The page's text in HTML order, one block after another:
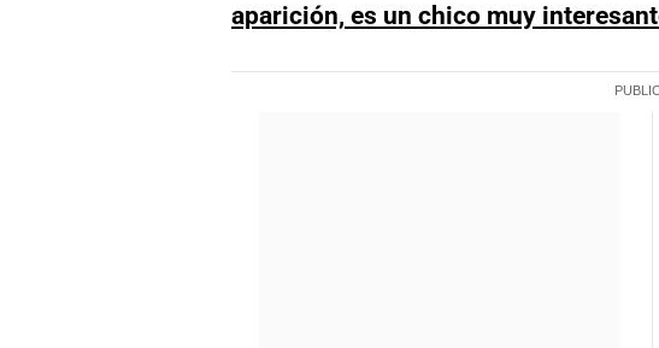
aparición, es un chico muy